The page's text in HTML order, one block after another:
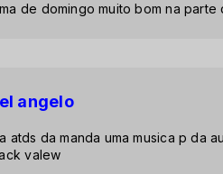
de domingo muito bom na parte
angelo
atds da manda uma musica p da
valew